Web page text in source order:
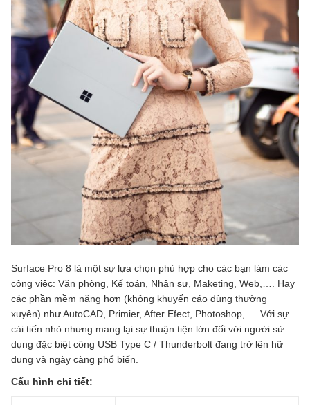
Surface Pro 8 là một sự lựa chọn phù hợp cho các bạn làm các
công việc: Văn phòng, Kế toán, Nhân sự, Maketing, Web,…. Hay
các phần mềm nặng hơn (không khuyến cáo dùng thường
xuyên) như AutoCAD, Primier, After Efect, Photoshop,…. Với sự
cải tiến nhỏ nhưng mang lại sự thuận tiện lớn đối với người sử
dụng đặc biệt công USB Type C / Thunderbolt đang trở lên hữ
dụng và ngày càng phổ biến.
Cấu hình chi tiết: